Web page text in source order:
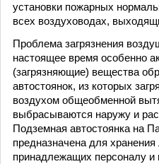
установки пожарных
всех воздуховодах,
Проблема загрязнения
настоящее время особенно
(загрязняющие) вещества
автостоянок, из которых
воздухом общеобменной
выбрасываются наружу и
Подземная автостоянка на
предназначена для
принадлежащих персоналу и